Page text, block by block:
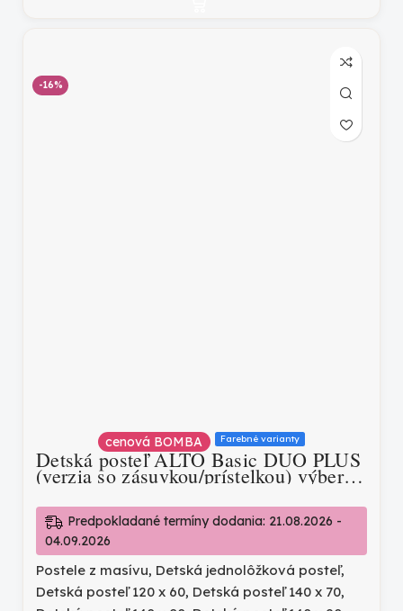
-16%
cenová BOMBA Farebné varianty
Detská posteľ ALTO Basic DUO PLUS
(verzia so zásuvkou/prístelkou) výber
farieb
Predpokladané termíny dodania: 21.08.2026 -
04.09.2026
Postele z masívu, Detská jednolôžková posteľ,
Detská posteľ 120 x 60, Detská posteľ 140 x 70,